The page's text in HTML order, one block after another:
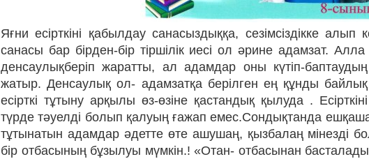
Яғни есірткіні қабылдау санасыздыққа, сезімсіздікке
санасы бар бірден-бір тіршілік иесі ол әрине адамзат.
денсаулықберіп жаратты, ал адамдар оны күтіп-
жатыр. Денсаулық ол- адамзатқа берілген ең құнды
есірткі тұтыну арқылы өз-өзіне қастандық қылуда .
түрде тәуелді болып қалуың ғажап емес.Сондықтанда
тұтынатын адамдар әдетте өте ашушаң, қызбалаң мінезді
бір отбасының бұзылуы мүмкін.! «Отан- отбасынан